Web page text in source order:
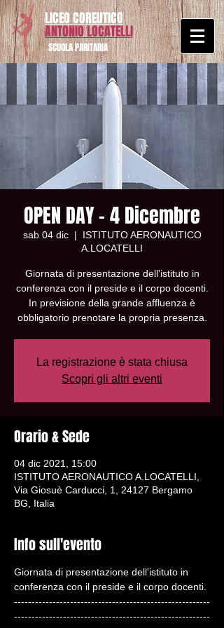
LICEO COREUTICO
ANTONIO LOCATELLI
SCUOLA PARITARIA
OPEN DAY - 4 Dicembre
sab 04 dic
  |
ISTITUTO AERONAUTICO
A.LOCATELLI
Giornata di presentazione dell'istituto in
conferenza con il preside e il corpo docenti.
In previsione della grande affluenza è
obbligatorio prenotare la propria presenza.
La registrazione è stata chiusa
Scopri gli altri eventi
Orario & Sede
04 dic 2021, 15:00
ISTITUTO AERONAUTICO A.LOCATELLI,
Via Giosuè Carducci, 1, 24127 Bergamo
BG, Italia
Info sull'evento
Giornata di presentazione dell'istituto in
conferenza con il preside e il corpo docenti.
--------------------------------------------------------
--------------------------------------------------------